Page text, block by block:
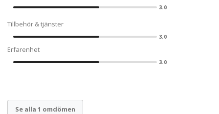
3.0
Tillbehör & tjänster
3.0
Erfarenhet
3.0
Se alla 1 omdömen